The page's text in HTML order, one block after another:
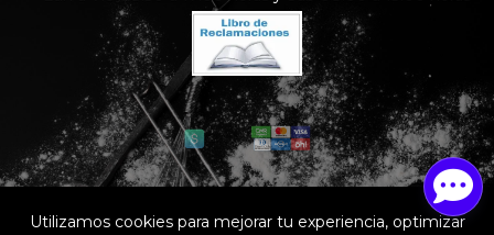
Mamis chef © 2026
¿Te gusta mi tienda? Yo vendo conBsale
Utilizamos cookies para mejorar tu experiencia, optimizar